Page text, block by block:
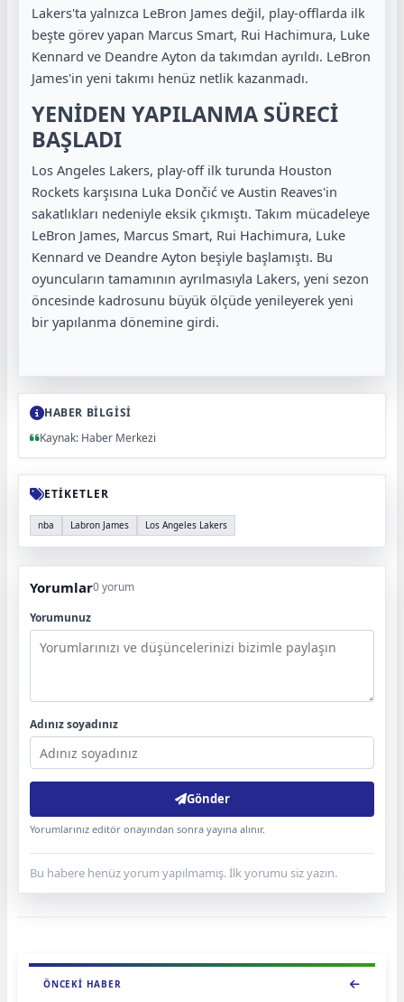
Lakers'ta yalnızca LeBron James değil, play-offlarda ilk
beşte görev yapan Marcus Smart, Rui Hachimura, Luke
Kennard ve Deandre Ayton da takımdan ayrıldı. LeBron
James'in yeni takımı henüz netlik kazanmadı.
YENİDEN YAPILANMA SÜRECİ
BAŞLADI
Los Angeles Lakers, play-off ilk turunda Houston
Rockets karşısına Luka Dončić ve Austin Reaves'in
sakatlıkları nedeniyle eksik çıkmıştı. Takım mücadeleye
LeBron James, Marcus Smart, Rui Hachimura, Luke
Kennard ve Deandre Ayton beşiyle başlamıştı. Bu
oyuncuların tamamının ayrılmasıyla Lakers, yeni sezon
öncesinde kadrosunu büyük ölçüde yenileyerek yeni
bir yapılanma dönemine girdi.
HABER BİLGİSİ
Kaynak: Haber Merkezi
ETİKETLER
nba Labron James Los Angeles Lakers
Yorumlar0 yorum
Yorumunuz
Adınız soyadınız
Gönder
Yorumlarınız editör onayından sonra yayına alınır.
Bu habere henüz yorum yapılmamış. İlk yorumu siz yazın.
ÖNCEKI HABER